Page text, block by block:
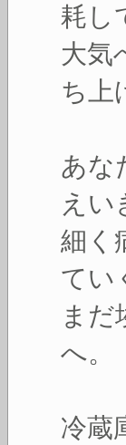
耗し
大気
ち上
あな
えい
細く
てい
まだ
へ。
冷蔵